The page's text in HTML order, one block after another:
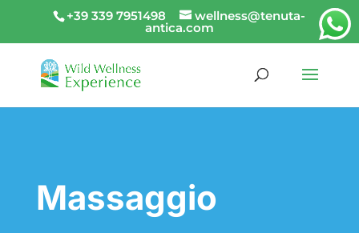
+39 339 7951498 wellness@tenuta-
antica.com
Massaggio